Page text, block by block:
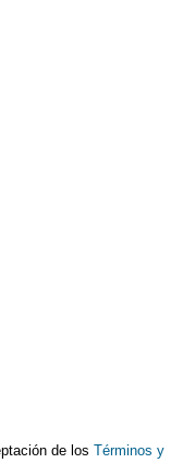
de losTérminos y